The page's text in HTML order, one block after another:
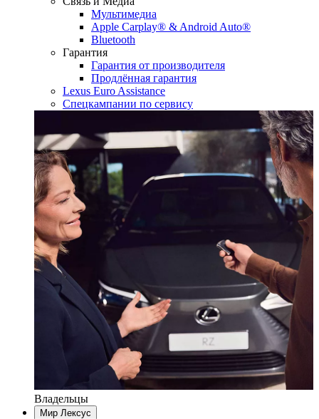
Мультимедиа
Apple Carplay® & Android Auto®
Bluetooth
Гарантия
Гарантия от производителя
Продлённая гарантия
Lexus Euro Assistance
Спецкампании по сервису
Владельцы
Мир Лексус